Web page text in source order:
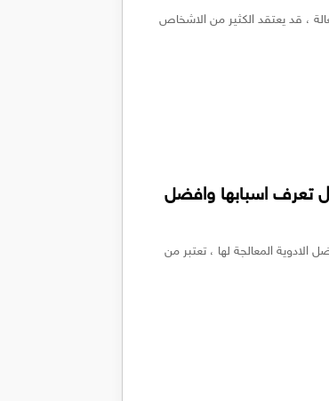
، قد يعتقد الكثير من الاشخاص
تعرف اسبابها وافضل
المعالجة لها ، تعتبر من